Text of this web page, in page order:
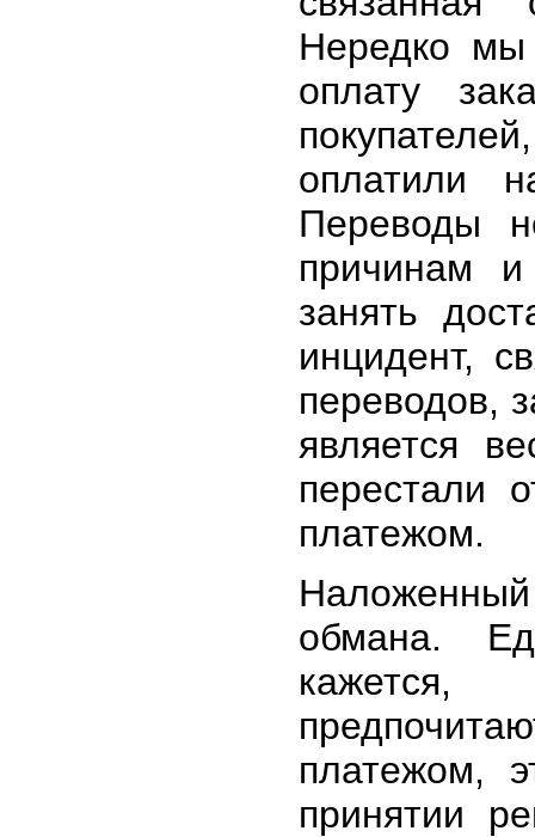
Нередко мы
оплату
оплатили
Переводы
причинам
занять
инцидент,
переводов,
является
перестали
платежом.
Наложенный
обмана.
платежом,
принятии